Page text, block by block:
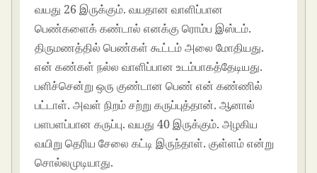
வயது 26 இருக்கும். வயதான வாளிப்பான
பெண்களைக் கண்டால் எனக்கு ரொம்ப இஸ்டம்.
திருமணத்தில் பெண்கள் கூட்டம் அலை மோதியது.
என் கண்கள் நல்ல வாளிப்பான உடம்பாகத்தேடியது.
பளிச்சென்று ஒரு குண்டான பெண் என் கண்ணில்
பட்டாள். அவள் நிறம் சற்று கருப்புத்தான். ஆனால்
பளபளப்பான கருப்பு. வயது 40 இருக்கும். அழகிய
வயிறு தெரிய சேலை கட்டி இருந்தாள். குள்ளம் என்று
சொல்லமுடியாது.